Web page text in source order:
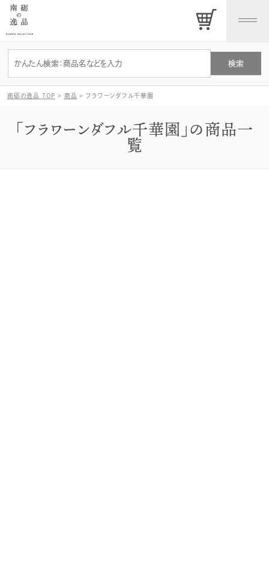
南砺の逸品 TOP > 商品 >フラワーンダフル千華園
「フラワーンダフル千華園」の商品一
覧